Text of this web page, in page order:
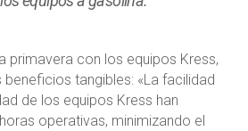
primavera con los equipos Kress,
tangibles: «La facilidad
de los equipos Kress han
operativas, minimizando el